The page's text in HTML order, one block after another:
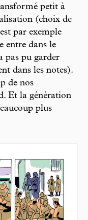
petit à
(choix de
par exemple
entre dans le
pas pu garder
dans les notes).
de nos
Et la génération
plus